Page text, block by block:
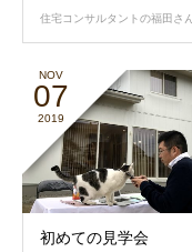
住宅コンサルタントの福田さん
NOV
07
2019
初めての見学会